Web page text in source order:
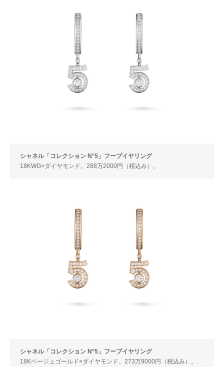
シャネル「コレクション N°5」フープイヤリング
18KWG×ダイヤモンド。288万2000円（税込み）。
シャネル「コレクション N°5」フープイヤリング
18Kベージュゴールド×ダイヤモンド。273万9000円（税込み）。